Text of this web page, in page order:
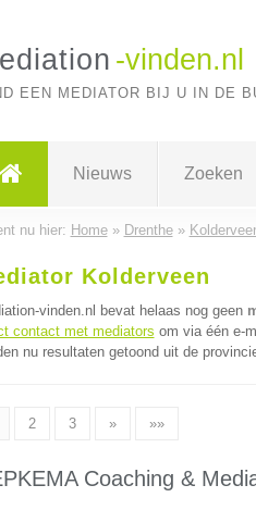
-vinden.nl
EEN MEDIATOR BIJ U IN DE
Nieuws Zoeken
nu hier: Home» Drenthe»
Kolderveen
vinden.nl bevat helaas nog geen
contact met mediators om via één e-
nu resultaten getoond uit de
2 3 » »»
Coaching &